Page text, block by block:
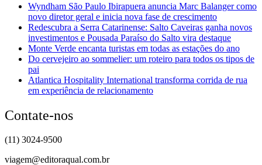
Wyndham São Paulo Ibirapuera anuncia Marc Balanger como
novo diretor geral e inicia nova fase de crescimento
Redescubra a Serra Catarinense: Salto Caveiras ganha novos
investimentos e Pousada Paraíso do Salto vira destaque
Monte Verde encanta turistas em todas as estações do ano
Do cervejeiro ao sommelier: um roteiro para todos os tipos de
pai
Atlantica Hospitality International transforma corrida de rua
em experiência de relacionamento
Contate-nos
(11) 3024-9500
viagem@editoraqual.com.br